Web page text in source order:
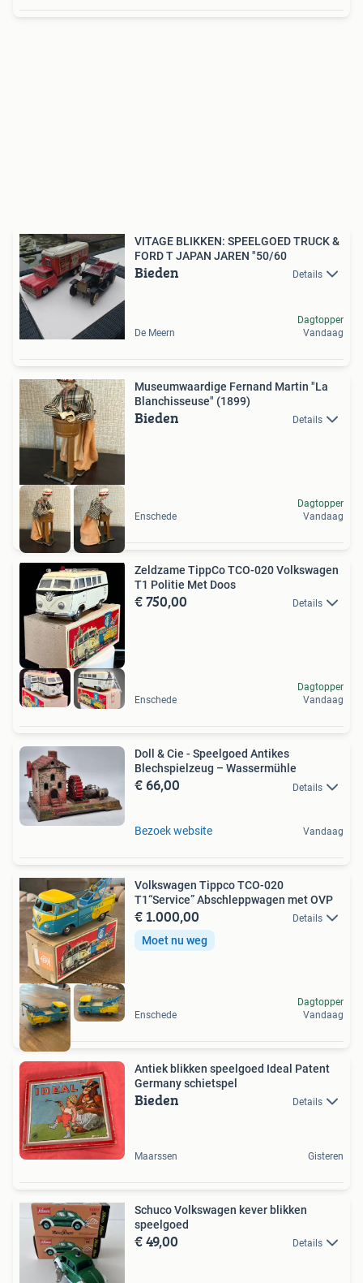
VITAGE BLIKKEN: SPEELGOED TRUCK &
FORD T JAPAN JAREN "50/60
Bieden Details
De Meern
Dagtopper
Vandaag
Museumwaardige Fernand Martin "La
Blanchisseuse" (1899)
Bieden Details
Enschede
Dagtopper
Vandaag
Zeldzame TippCo TCO-020 Volkswagen
T1 Politie Met Doos
€ 750,00 Details
Enschede
Dagtopper
Vandaag
Doll & Cie - Speelgoed Antikes
Blechspielzeug – Wassermühle
€ 66,00 Details
Bezoek website Vandaag
Volkswagen Tippco TCO-020
T1“Service” Abschleppwagen met OVP
€ 1.000,00 Details
Moet nu weg
Enschede
Dagtopper
Vandaag
Antiek blikken speelgoed Ideal Patent
Germany schietspel
Bieden Details
Maarssen Gisteren
Schuco Volkswagen kever blikken
speelgoed
€ 49,00 Details